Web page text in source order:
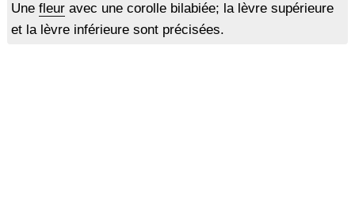
Une fleuravec une corolle bilabiée; la lèvre supérieure
et la lèvre inférieure sont précisées.